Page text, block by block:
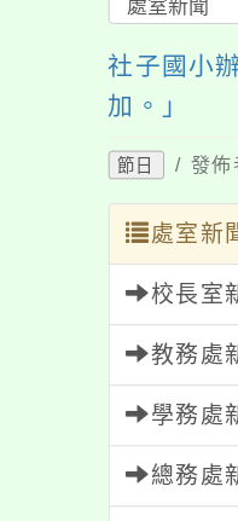
社子國小
加。」
節日 / 發佈
處室新
校長室
教務處
學務處
總務處